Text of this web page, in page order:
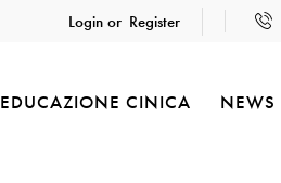
Login or Register
EDUCAZIONE CINICA NEWS